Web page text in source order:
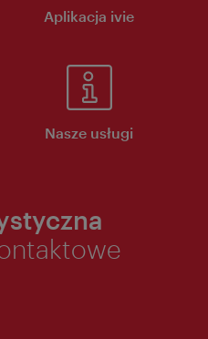
Aplikacja ivie
Nasze usługi